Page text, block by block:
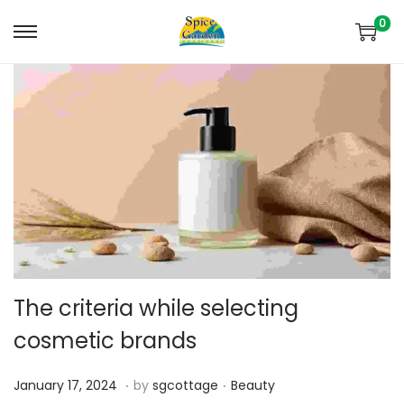
0
The criteria while selecting
cosmetic brands
Posted on
January 17, 2024 A. by sgcottage . Posted in
Beauty